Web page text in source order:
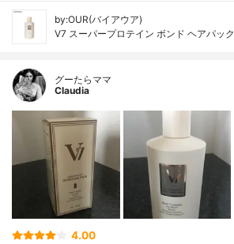
by:OUR(バイアウア)
V7 スーパープロテイン ボンド ヘアパック
グーたらママ
Claudia
4.00